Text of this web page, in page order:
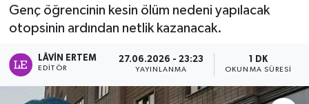
Genç öğrencinin kesin ölüm nedeni yapılacak
otopsinin ardından netlik kazanacak.
LÂVIN ERTEM
EDITÖR
27.06.2026 - 23:23
YAYINLANMA
1 DK
OKUNMA SÜRESI
Kpss - Sınav